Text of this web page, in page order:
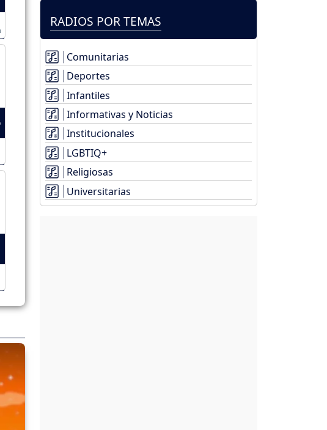
RADIOS POR TEMAS
Comunitarias
Deportes
Infantiles
Informativas y Noticias
Institucionales
LGBTIQ+
Religiosas
Universitarias